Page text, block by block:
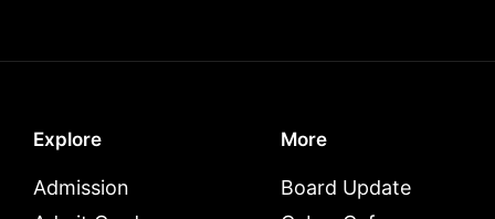
Explore
Admission
More
Board Update